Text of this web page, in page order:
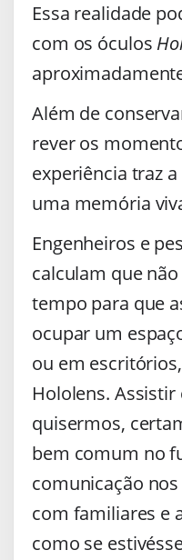
Essa realidade
com os óculos
Além de
rever os
experiência traz
uma memória
Engenheiros e
calculam que
tempo para que
ocupar um
ou em
Hololens.
quisermos,
bem comum no
comunicação
com familiares e
como se